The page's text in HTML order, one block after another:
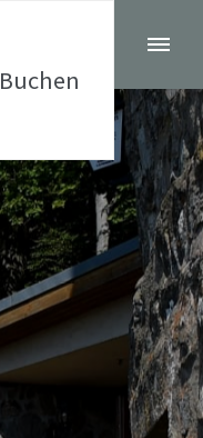
Buchen